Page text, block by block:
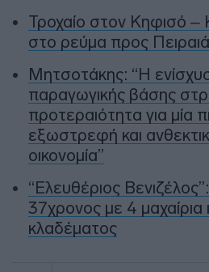
Τροχαίο στον Κηφισό –
στο ρεύμα προς Πειραιά
Μητσοτάκης: “Η
παραγωγικής βάσης
προτεραιότητα για μία
εξωστρεφή και
οικονομία”
“Ελευθέριος
37χρονος με 4 μαχαίρια
κλαδέματος